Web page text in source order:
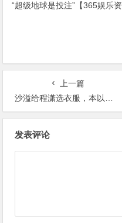
“超级地球是投注”【365娱乐资
上一篇
沙溢给程潇选衣服，本以为搭配的不好，结果上身后效果太酷了【365娱乐资讯网】
发表评论